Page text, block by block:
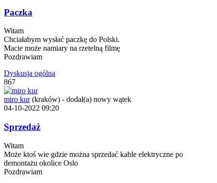
Paczka
Witam
Chciałabym wysłać paczkę do Polski.
Macie może namiary na rzetelną filmę
Pozdrawiam
Dyskusja ogólna
867
miro kur (kraków) - dodał(a) nowy wątek
04-10-2022 09:20
Sprzedaż
Witam
Może ktoś wie gdzie można sprzedać kable elektryczne po
demontażu okolice Oslo
Pozdrawiam